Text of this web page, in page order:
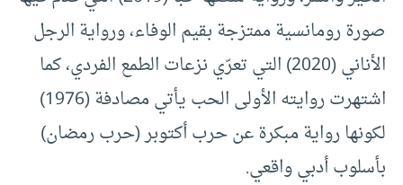
صورة رومانسية ممتزجة بقيم الوفاء، ورواية الرجل
الأناني (2020) التي تعرّي نزعات الطمع الفردي، كما
اشتهرت روايته الأولى الحب يأتي مصادفة (1976)
لكونها رواية مبكرة عن حرب أكتوبر (حرب رمضان)
بأسلوب أدبي واقعي.